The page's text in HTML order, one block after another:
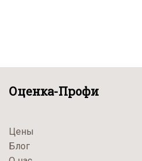
Оценка-Профи
Цены
Блог